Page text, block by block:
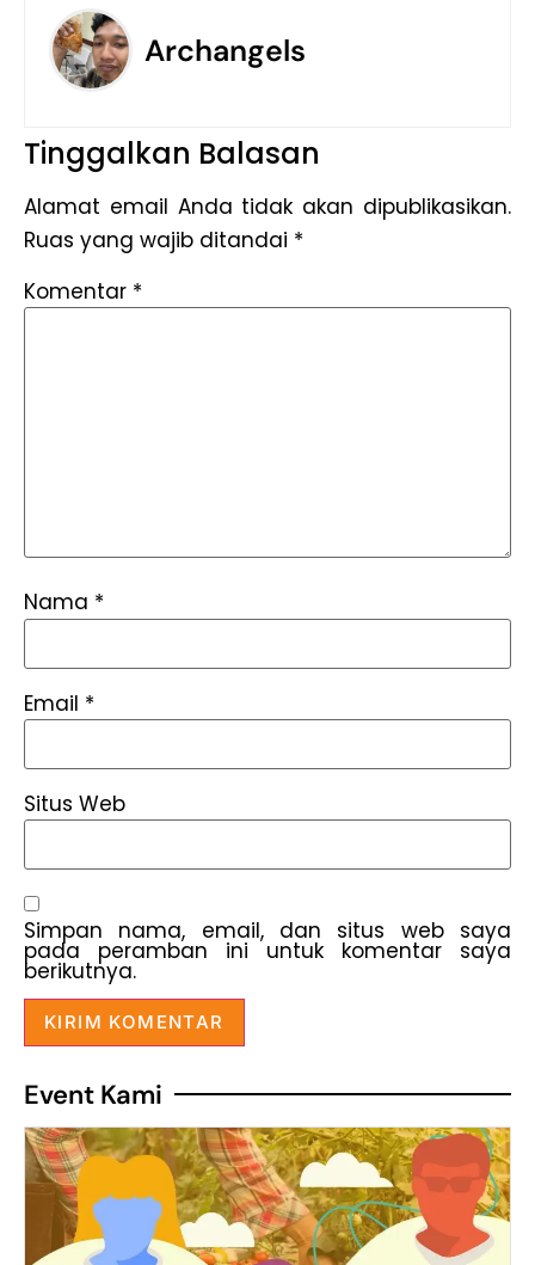
Archangels
Tinggalkan Balasan
Alamat email Anda tidak akan dipublikasikan.
Ruas yang wajib ditandai *
Komentar *
Nama *
Email *
Situs Web
Simpan nama, email, dan situs web saya
pada peramban ini untuk komentar saya
berikutnya.
Event Kami